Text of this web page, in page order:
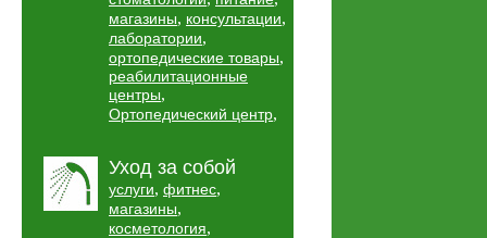
магазины, консультации,
лаборатории,
ортопедические товары,
реабилитационные
центры,
Ортопедический центр,
Уход за собой
услуги, фитнес,
магазины,
косметология,